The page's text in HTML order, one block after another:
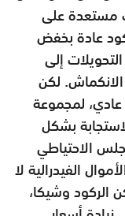
مستعدة على
عادة بخفض
إلى
لكن
عادي، لمجموعة
بشكل
الاحتياطي
الفيدرالية لا
لم يكن الركود وشيكا،